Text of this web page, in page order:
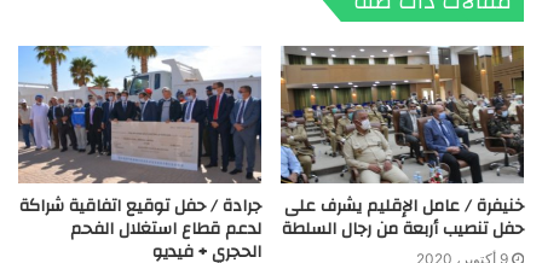
خنيفرة / عامل الإقليم يشرف على
حفل تنصيب أربعة من رجال السلطة
9 أكتوبر، 2020
جرادة / حفل توقيع اتفاقية شراكة
لدعم قطاع استغلال الفحم
الحجري + فيديو